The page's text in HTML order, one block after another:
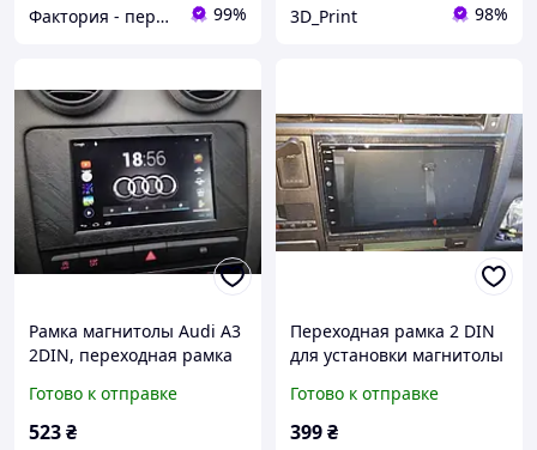
Фактория - персональная техника 99% 3D_Print 98%
Рамка магнитолы Audi A3
2DIN, переходная рамка
автомагнитолы Ауди А3
Готово к отправке
523₴
Переходная рамка 2 DIN
для установки магнитолы
Готово к отправке
399₴